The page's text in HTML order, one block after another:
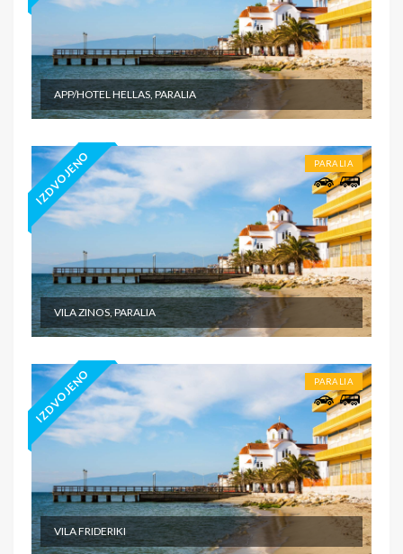
APP/HOTEL HELLAS, PARALIA
IZDVOJENO PARALIA
VILA ZINOS, PARALIA
IZDVOJENO PARALIA
VILA FRIDERIKI